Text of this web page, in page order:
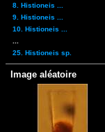
8. Histioneis ...
9. Histioneis ...
10. Histioneis ...
25. Histioneis sp.
Image aléatoire